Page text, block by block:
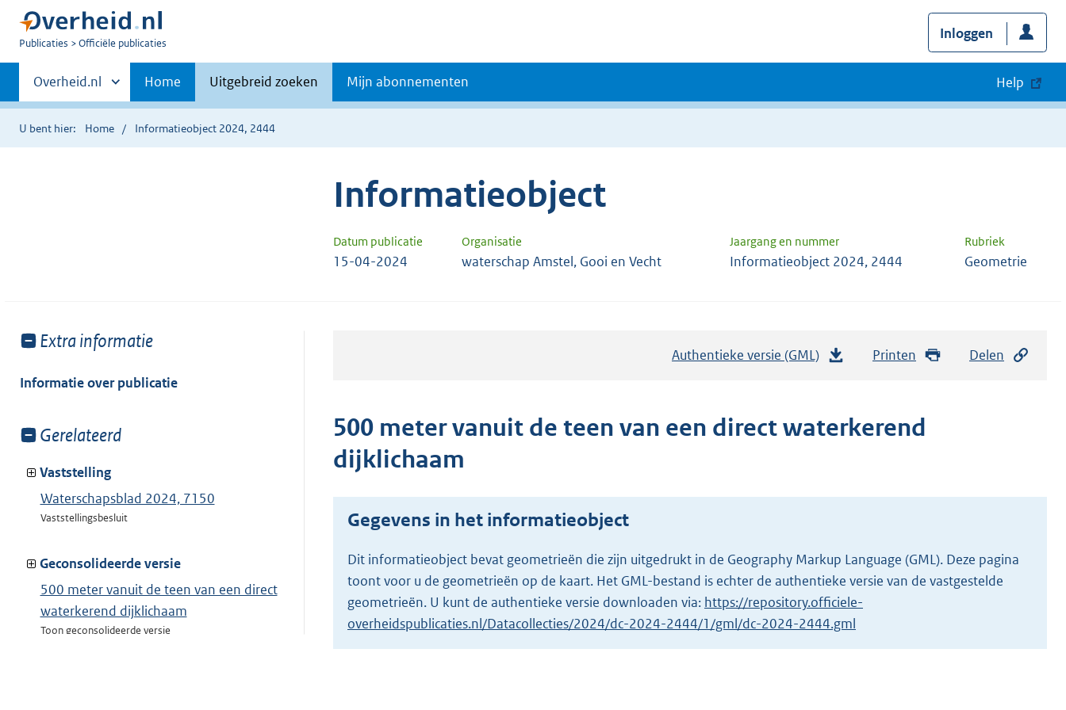
U
Publicaties Officiële publicaties
Inloggen
Primaire
navigatie
Andere
sites
binnen
Overheid.nl Home Uitgebreid zoeken Mijn abonnementen Help
U bent hier: Home Informatieobject 2024, 2444
Informatieobject
Datum publicatie Organisatie Jaargang en nummer Rubriek
15-04-2024 waterschap Amstel, Gooi en Vecht Informatieobject 2024, 2444 Geometrie
Toon
van:
Extra informatie
Informatie over publicatie
Toon
van:
Gerelateerd
Vaststelling
Waterschapsblad 2024, 7150
Vaststellingsbesluit
Geconsolideerde versie
500 meter vanuit de teen van een direct
waterkerend dijklichaam
Toon geconsolideerde versie
Authentieke versie (GML)
t
a
o
o
t
t
e
Printen Delen
500 meter vanuit de teen van een direct waterkerend
dijklichaam
Gegevens in het informatieobject
Dit informatieobject bevat geometrieën die zijn uitgedrukt in de Geography Markup Language (GML). Deze pagina
toont voor u de geometrieën op de kaart. Het GML-bestand is echter de authentieke versie van de vastgestelde
geometrieën. U kunt de authentieke versie downloaden via: https://repository.officiele-
overheidspublicaties.nl/Datacollecties/2024/dc-2024-2444/1/gml/dc-2024-2444.gml